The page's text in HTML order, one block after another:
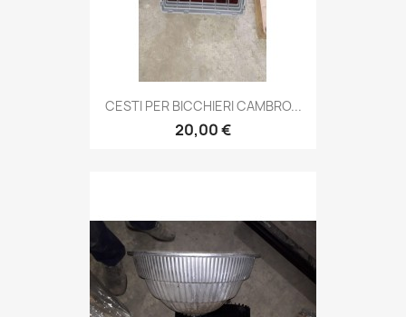
CESTI PER BICCHIERI CAMBRO...
20,00 €